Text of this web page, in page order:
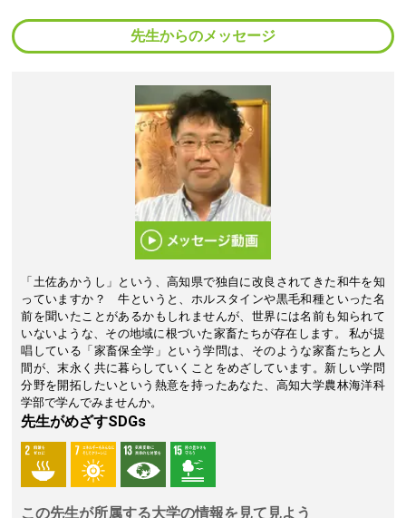
先生からのメッセージ
「土佐あかうし」という、高知県で独自に改良されてきた和牛を知
っていますか？ 牛というと、ホルスタインや黒毛和種といった名
前を聞いたことがあるかもしれませんが、世界には名前も知られて
いないような、その地域に根づいた家畜たちが存在します。 私が提
唱している「家畜保全学」という学問は、そのような家畜たちと人
間が、末永く共に暮らしていくことをめざしています。新しい学問
分野を開拓したいという熱意を持ったあなた、高知大学農林海洋科
学部で学んでみませんか。
先生がめざすSDGs
この先生が所属する大学の情報を見て見よう